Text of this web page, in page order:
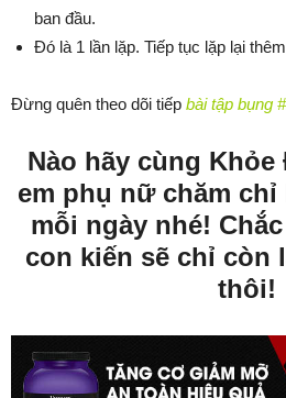
ban đầu.
Đó là 1 lần lặp. Tiếp tục lặp lại
Đừng quên theo dõi tiếp bài tập bụng
Nào hãy cùng Khỏe
em phụ nữ chăm
mỗi ngày nhé!
con kiến sẽ chỉ còn
thôi!